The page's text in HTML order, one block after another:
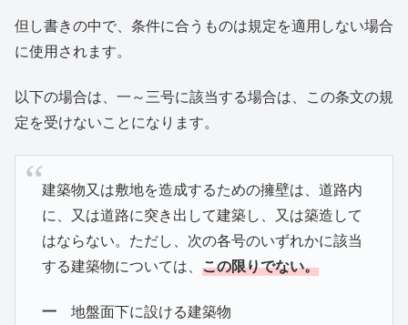
但し書きの中で、条件に合うものは規定を適用しない場合
に使用されます。
以下の場合は、一～三号に該当する場合は、この条文の規
定を受けないことになります。
建築物又は敷地を造成するための擁壁は、道路内
に、又は道路に突き出して建築し、又は築造して
はならない。ただし、次の各号のいずれかに該当
する建築物については、 この限りでない。
一地盤面下に設ける建築物